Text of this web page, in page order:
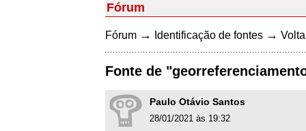
Fórum
Fórum → Identificação de fontes →
Fonte de
Paulo Otávio Santos
28/01/2021 às 19:32